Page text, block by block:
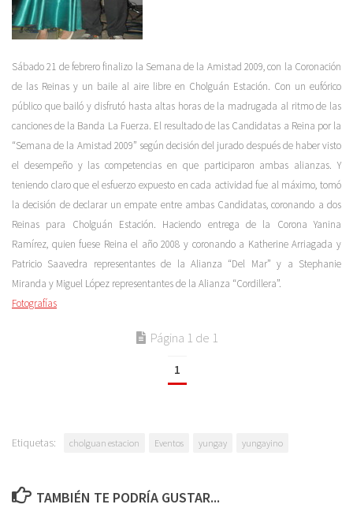
Sábado 21 de febrero finalizo la Semana de la Amistad 2009, con la Coronación
de las Reinas y un baile al aire libre en Cholguán Estación. Con un eufórico
público que bailó y disfrutó hasta altas horas de la madrugada al ritmo de las
canciones de la Banda La Fuerza. El resultado de las Candidatas a Reina por la
“Semana de la Amistad 2009” según decisión del jurado después de haber visto
el desempeño y las competencias en que participaron ambas alianzas. Y
teniendo claro que el esfuerzo expuesto en cada actividad fue al máximo, tomó
la decisión de declarar un empate entre ambas Candidatas, coronando a dos
Reinas para Cholguán Estación. Haciendo entrega de la Corona Yanina
Ramírez, quien fuese Reina el año 2008 y coronando a Katherine Arriagada y
Patricio Saavedra representantes de la Alianza “Del Mar” y a Stephanie
Miranda y Miguel López representantes de la Alianza “Cordillera”.
Fotografías
Página 1 de 1
1
Etiquetas: cholguan estacion Eventos yungay yungayino
TAMBIÉN TE PODRÍA GUSTAR...